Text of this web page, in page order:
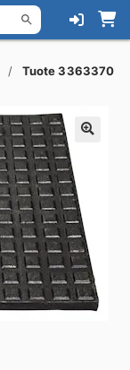
Tuote 3363370